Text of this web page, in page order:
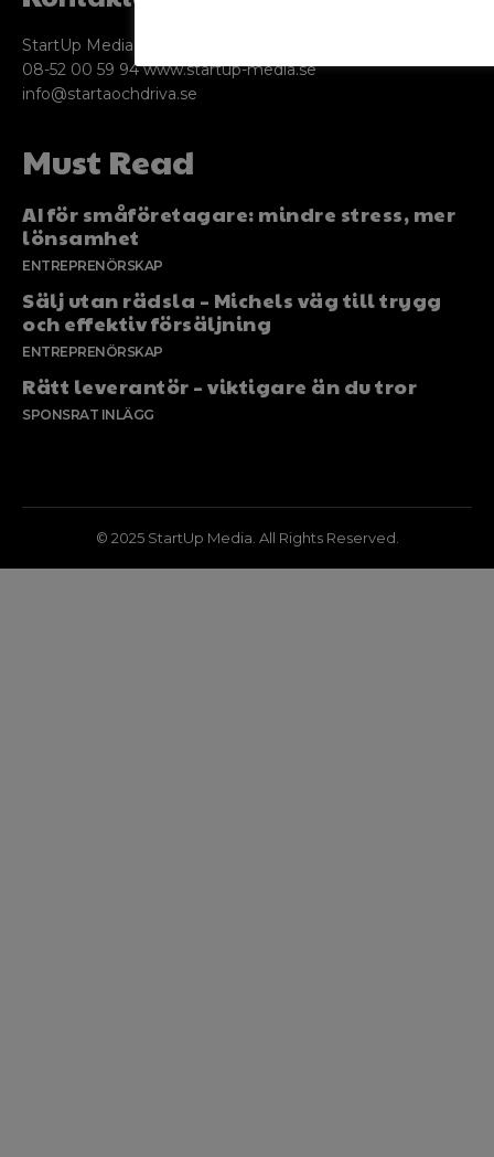
StartUp Media Karlbergs Strand 15, 171 73 Solna. Telefon
08-52 00 59 94 www.startup-media.se
info@startaochdriva.se
Must Read
AI för småföretagare: mindre stress, mer
lönsamhet
ENTREPRENÖRSKAP
Sälj utan rädsla – Michels väg till trygg
och effektiv försäljning
ENTREPRENÖRSKAP
Rätt leverantör – viktigare än du tror
SPONSRAT INLÄGG
© 2025 StartUp Media. All Rights Reserved.